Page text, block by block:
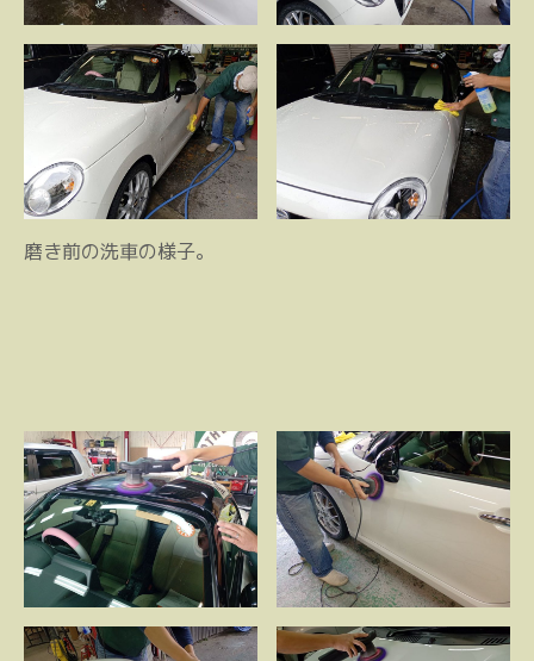
磨き前の洗車の様子。